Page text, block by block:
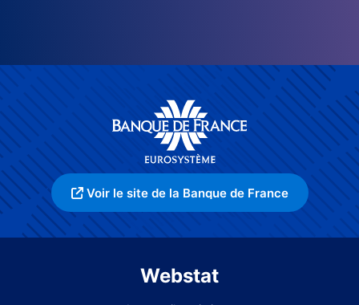
Voir le site de la Banque de France
Webstat